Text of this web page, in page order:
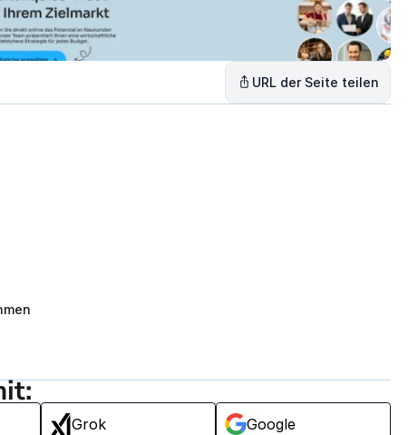
URL der Seite teilen
Grok
Google